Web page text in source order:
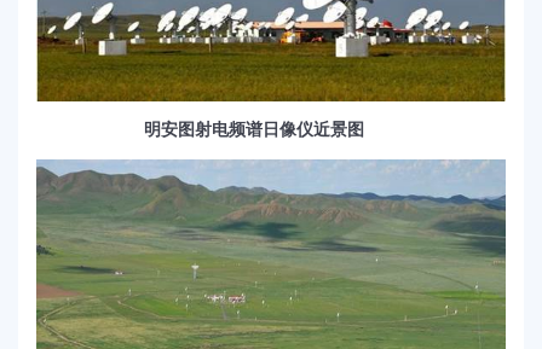
明安图射电频谱日像仪近景图